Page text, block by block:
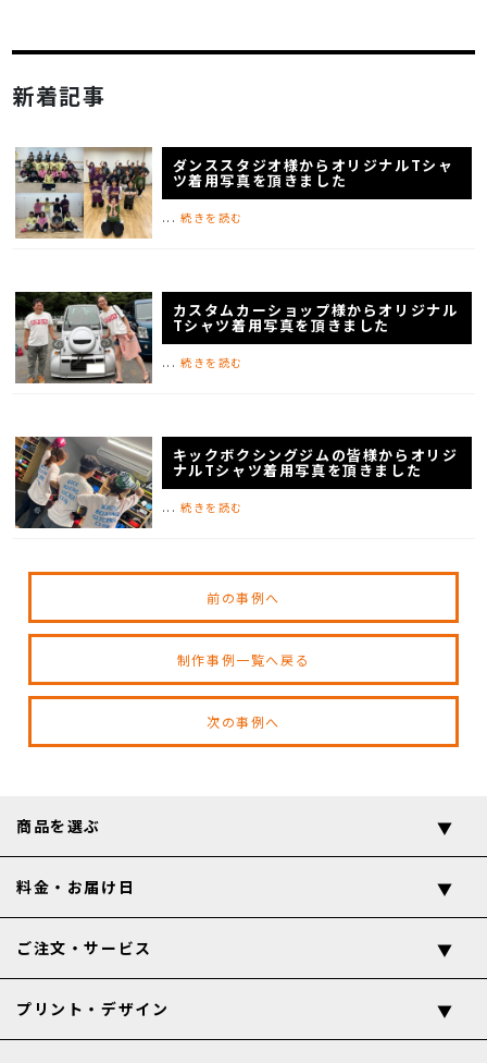
新着記事
ダンススタジオ様からオリジナルTシャ
ツ着用写真を頂きました
... 続きを読む
カスタムカーショップ様からオリジナル
Tシャツ着用写真を頂きました
... 続きを読む
キックボクシングジムの皆様からオリジ
ナルTシャツ着用写真を頂きました
... 続きを読む
前の事例へ
制作事例一覧へ戻る
次の事例へ
商品を選ぶ
料金・お届け日
ご注文・サービス
プリント・デザイン